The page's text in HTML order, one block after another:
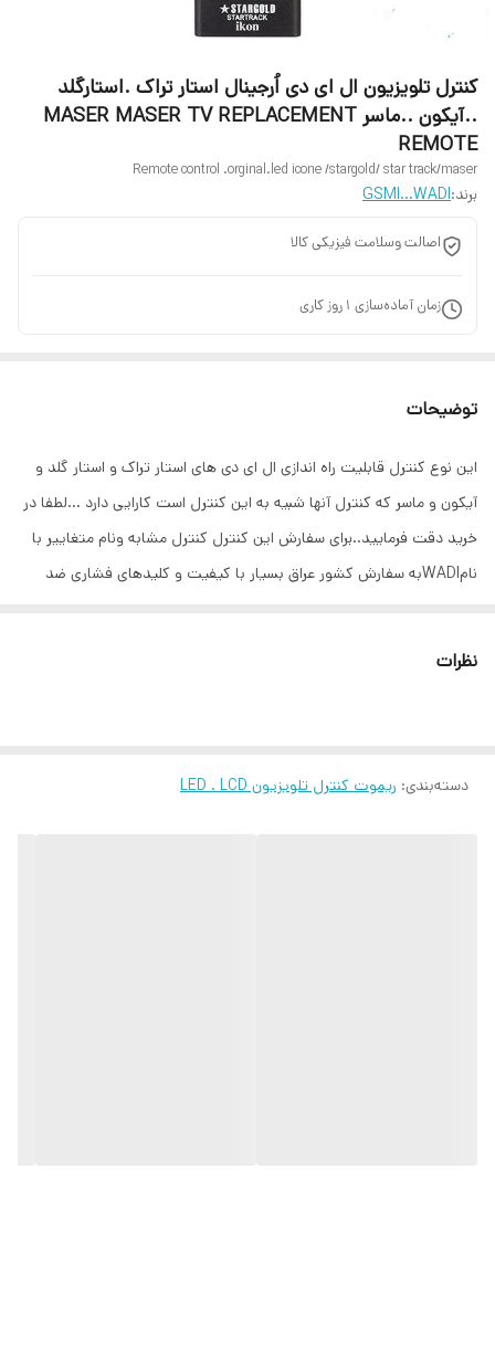
کنترل تلویزیون ال ای دی اُرجینال استار تراک .استارگلد
..آیکون ..ماسر MASER MASER TV REPLACEMENT
REMOTE
Remote control .orginal.led icone /stargold/ star track/maser
برند:GSMI...WADI
اصالت وسلامت فیزیکی کالا
زمان آماده‌سازی 1 روز کاری
توضیحات
این نوع کنترل قابلیت راه اندازی ال ای دی های استار تراک و استار گلد و
آیکون و ماسر که کنترل آنها شبیه به این کنترل است کارایی دارد ...لطفا در
خرید دقت فرمایید..برای سفارش این کنترل کنترل مشابه ونام متغاییر با
نامWADIبه سفارش کشور عراق بسیار با کیفیت و کلیدهای فشاری ضد
نظرات
دسته‌بندی: ریموت کنترل تلویزیون LED . LCD